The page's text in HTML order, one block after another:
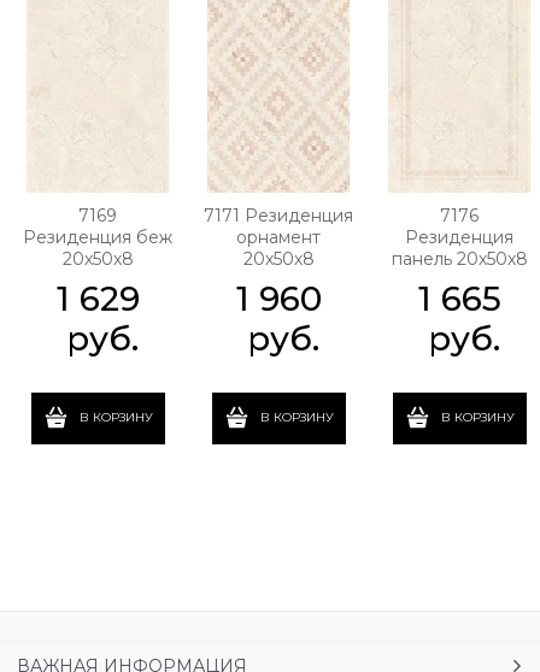
7169
Резиденция беж
20х50х8
1 629
руб.
В КОРЗИНУ
7171 Резиденция
орнамент
20х50х8
1 960
руб.
В КОРЗИНУ
7176
Резиденция
панель 20х50х8
1 665
руб.
В КОРЗИНУ
ВАЖНАЯ ИНФОРМАЦИЯ